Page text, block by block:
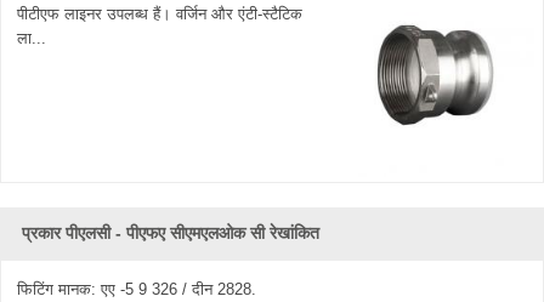
पीटीएफ लाइनर उपलब्ध हैं। वर्जिन और एंटी-स्टैटिक
ला...
प्रकार पीएलसी - पीएफए ​​सीएमएलओक सी रेखांकित
फिटिंग मानक: एए -5 9 326 / दीन 2828.